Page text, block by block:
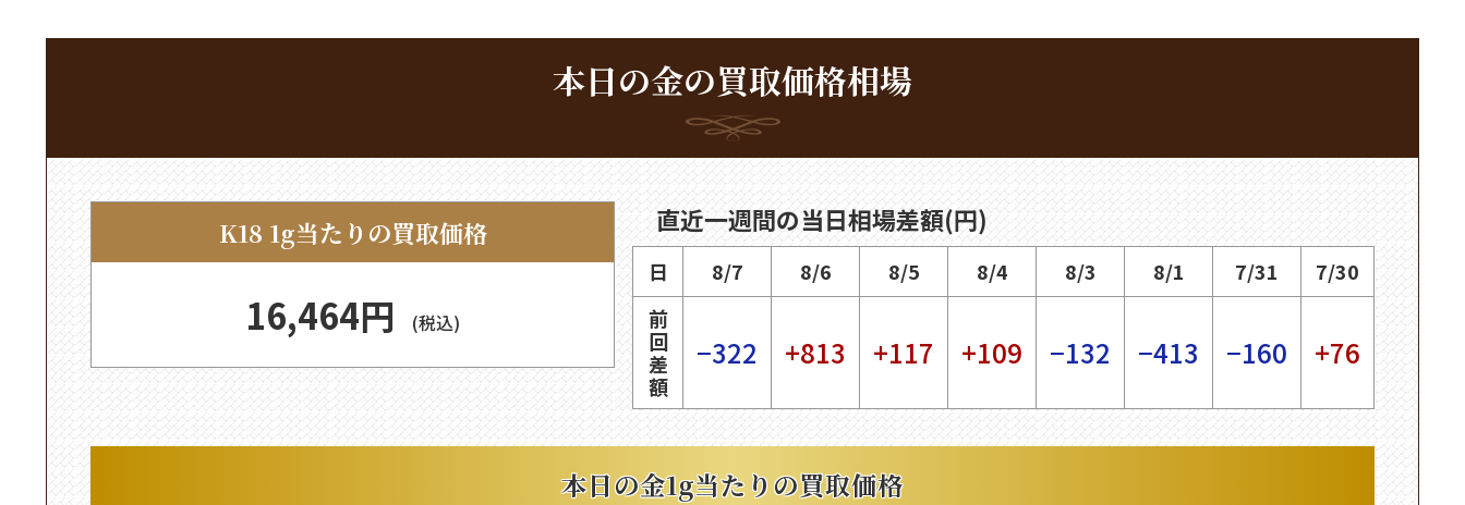
本日の金の買取価格相場
K18 1g当たりの買取価格
16,464円 (税込)
直近一週間の当日相場差額(円)
日 8/7 8/6 8/5 8/4 8/3 8/1 7/31
7/30
前
回
差
額
−322 +813 +117 +109 −132 −413 −160 +76
本日の金1g当たりの買取価格